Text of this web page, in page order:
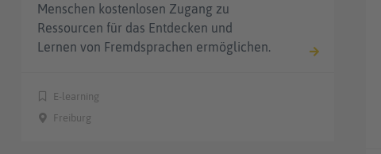
Menschen kostenlosen Zugang zu
Ressourcen für das Entdecken und
Lernen von Fremdsprachen ermöglichen.
E-learning
Freiburg